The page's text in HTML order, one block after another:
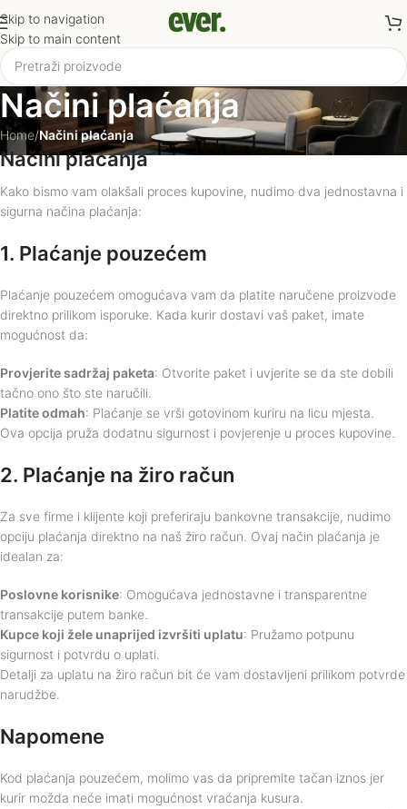
Skip to navigation
Skip to main content
Načini plaćanja
Home/Načini plaćanja
Načini plaćanja
Kako bismo vam olakšali proces kupovine, nudimo dva jednostavna i
sigurna načina plaćanja:
1. Plaćanje pouzećem
Plaćanje pouzećem omogućava vam da platite naručene proizvode
direktno prilikom isporuke. Kada kurir dostavi vaš paket, imate
mogućnost da:
Provjerite sadržaj paketa: Otvorite paket i uvjerite se da ste dobili
tačno ono što ste naručili.
Platite odmah: Plaćanje se vrši gotovinom kuriru na licu mjesta.
Ova opcija pruža dodatnu sigurnost i povjerenje u proces kupovine.
2. Plaćanje na žiro račun
Za sve firme i klijente koji preferiraju bankovne transakcije, nudimo
opciju plaćanja direktno na naš žiro račun. Ovaj način plaćanja je
idealan za:
Poslovne korisnike: Omogućava jednostavne i transparentne
transakcije putem banke.
Kupce koji žele unaprijed izvršiti uplatu: Pružamo potpunu
sigurnost i potvrdu o uplati.
Detalji za uplatu na žiro račun bit će vam dostavljeni prilikom potvrde
narudžbe.
Napomene
Kod plaćanja pouzećem, molimo vas da pripremite tačan iznos jer
kurir možda neće imati mogućnost vraćanja kusura.